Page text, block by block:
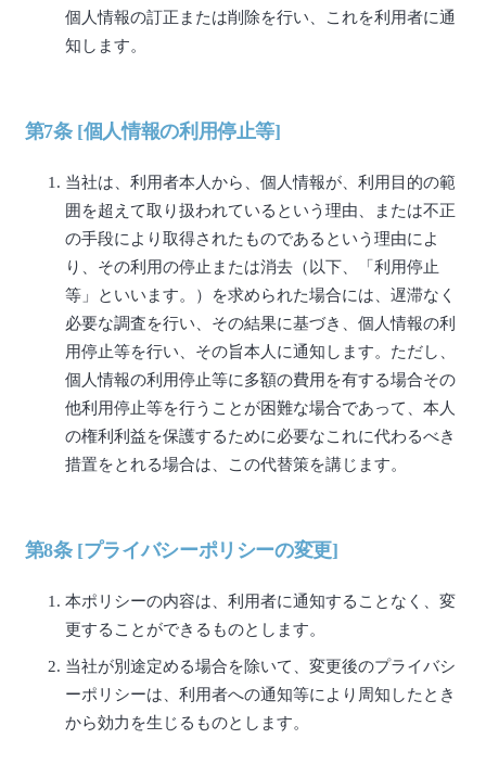
個人情報の訂正または削除を行い、これを利用者に通
知します。
第7条 [個人情報の利用停止等]
当社は、利用者本人から、個人情報が、利用目的の範
囲を超えて取り扱われているという理由、または不正
の手段により取得されたものであるという理由によ
り、その利用の停止または消去（以下、「利用停止
等」といいます。）を求められた場合には、遅滞なく
必要な調査を行い、その結果に基づき、個人情報の利
用停止等を行い、その旨本人に通知します。ただし、
個人情報の利用停止等に多額の費用を有する場合その
他利用停止等を行うことが困難な場合であって、本人
の権利利益を保護するために必要なこれに代わるべき
措置をとれる場合は、この代替策を講じます。
第8条 [プライバシーポリシーの変更]
本ポリシーの内容は、利用者に通知することなく、変
更することができるものとします。
当社が別途定める場合を除いて、変更後のプライバシ
ーポリシーは、利用者への通知等により周知したとき
から効力を生じるものとします。